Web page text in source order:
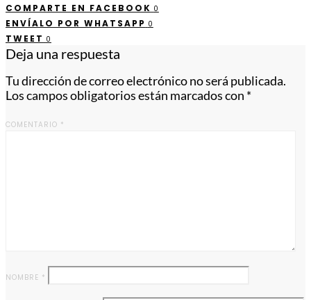
COMPARTE EN FACEBOOK 0
ENVÍALO POR WHATSAPP 0
TWEET 0
Deja una respuesta
Tu dirección de correo electrónico no será publicada.
Los campos obligatorios están marcados con *
COMENTARIO *
NOMBRE *